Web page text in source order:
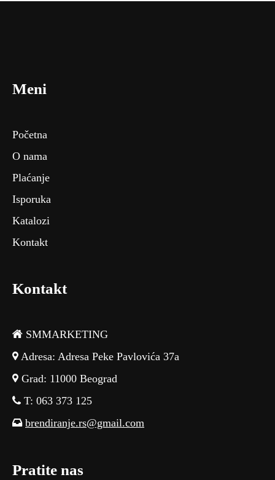
Meni
Početna
O nama
Plaćanje
Isporuka
Katalozi
Kontakt
Kontakt
SMMARKETING
Adresa: Adresa Peke Pavlovića 37a
Grad: 11000 Beograd
T: 063 373 125
brendiranje.rs@gmail.com
Pratite nas